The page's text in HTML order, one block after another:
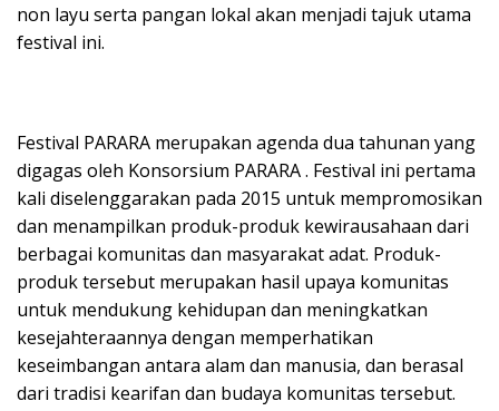
non layu serta pangan lokal akan menjadi tajuk utama
festival ini.
Festival PARARA merupakan agenda dua tahunan yang
digagas oleh Konsorsium PARARA . Festival ini pertama
kali diselenggarakan pada 2015 untuk mempromosikan
dan menampilkan produk-produk kewirausahaan dari
berbagai komunitas dan masyarakat adat. Produk-
produk tersebut merupakan hasil upaya komunitas
untuk mendukung kehidupan dan meningkatkan
kesejahteraannya dengan memperhatikan
keseimbangan antara alam dan manusia, dan berasal
dari tradisi kearifan dan budaya komunitas tersebut.